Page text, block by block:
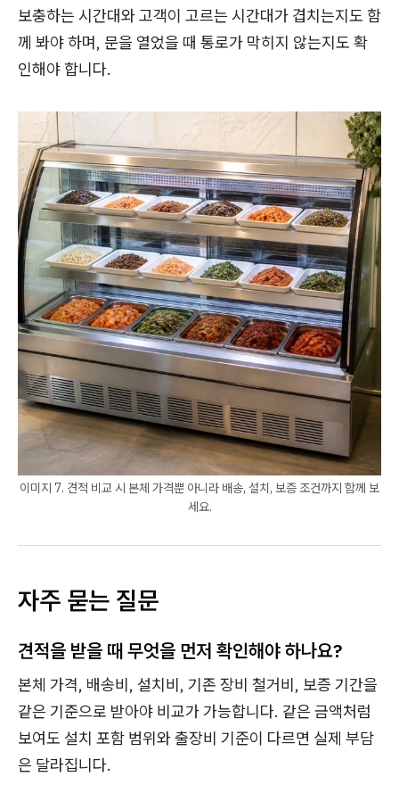
보충하는 시간대와 고객이 고르는 시간대가 겹치는지도 함
께 봐야 하며, 문을 열었을 때 통로가 막히지 않는지도 확
인해야 합니다.
이미지 7. 견적 비교 시 본체 가격뿐 아니라 배송, 설치, 보증 조건까지 함께 보
세요.
자주 묻는 질문
견적을 받을 때 무엇을 먼저 확인해야 하나요?
본체 가격, 배송비, 설치비, 기존 장비 철거비, 보증 기간을
같은 기준으로 받아야 비교가 가능합니다. 같은 금액처럼
보여도 설치 포함 범위와 출장비 기준이 다르면 실제 부담
은 달라집니다.